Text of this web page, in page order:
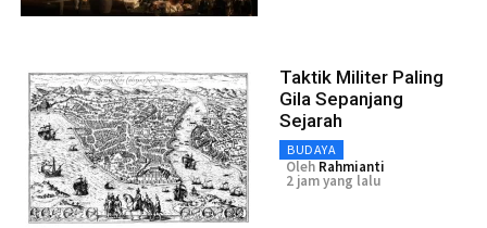
Taktik Militer Paling
Gila Sepanjang
Sejarah
BUDAYA
Oleh Rahmianti
2 jam yang lalu